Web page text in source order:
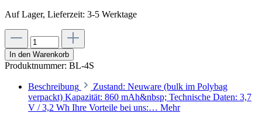
Auf Lager, Lieferzeit: 3-5 Werktage
In den Warenkorb
Produktnummer: BL-4S
Beschreibung
Zustand: Neuware (bulk im Polybag
verpackt) Kapazität: 860 mAh&nbsp; Technische Daten: 3,7
V / 3,2 Wh Ihre Vorteile bei uns:… Mehr